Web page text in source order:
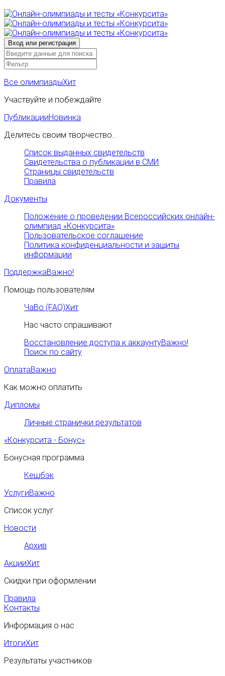
Все олимпиадыХит
Участвуйте и побеждайте
ПубликацииНовинка
Делитесь своим творчество...
Список выданных свидетельств
Свидетельства о публикации в СМИ
Страницы свидетельств
Правила
Документы
Положение о проведении Всероссийских онлайн-
олимпиад «Конкурсита»
Пользовательское соглашение
Политика конфиденциальности и защиты
информации
ПоддержкаВажно!
Помощь пользователям
ЧаВо (FAQ)Хит
Нас часто спрашивают
Восстановление доступа к аккаунтуВажно!
Поиск по сайту
ОплатаВажно
Как можно оплатить
Дипломы
Личные странички результатов
«Конкурсита - Бонус»
Бонусная программа
Кешбэк
УслугиВажно
Список услуг
Новости
Архив
АкцииХит
Скидки при оформлении
Правила
Контакты
Информация о нас
ИтогиХит
Результаты участников